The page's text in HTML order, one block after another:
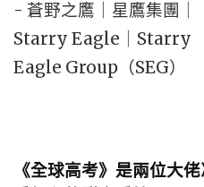
《全球高考》是兩位大